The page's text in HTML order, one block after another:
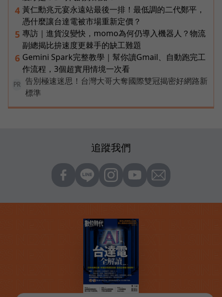
4 黃仁勳兆元宴永遠站最後一排！最低調的二代鄭平，
憑什麼讓台達電被市場重新定價？
5 專訪｜進貨沒變快，momo為何仍導入機器人？物流
副總揭比拚速度更棘手的缺工難題
6 Gemini Spark完整教學｜幫你讀Gmail、自動跑完工
作流程，3個超實用情境一次看
PR
告別極速迷思！台灣大哥大奪國際雙冠揭密好網路新
標準
追蹤我們